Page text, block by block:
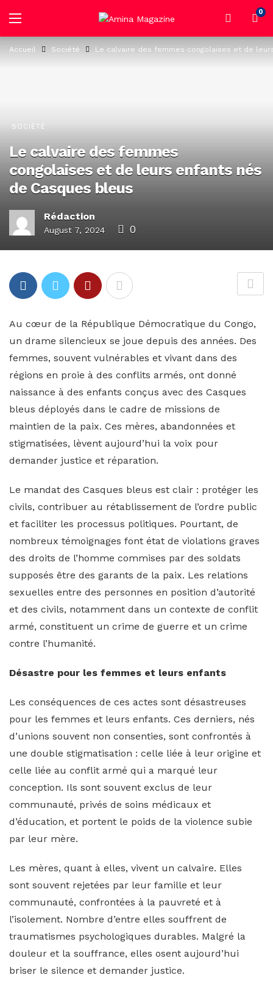
0
Accueil Société Le calvaire des femmes congolaises et de
SOCIÉTÉ
Le calvaire des femmes
congolaises et de leurs enfants nés
de Casques bleus
Rédaction
August 7, 2024 0
Au cœur de la République Démocratique du Congo,
un drame silencieux se joue depuis des années. Des
femmes, souvent vulnérables et vivant dans des
régions en proie à des conflits armés, ont donné
naissance à des enfants conçus avec des Casques
bleus déployés dans le cadre de missions de
maintien de la paix. Ces mères, abandonnées et
stigmatisées, lèvent aujourd’hui la voix pour
demander justice et réparation.
Le mandat des Casques bleus est clair : protéger les
civils, contribuer au rétablissement de l’ordre public
et faciliter les processus politiques. Pourtant, de
nombreux témoignages font état de violations graves
des droits de l’homme commises par des soldats
supposés être des garants de la paix. Les relations
sexuelles entre des personnes en position d’autorité
et des civils, notamment dans un contexte de conflit
armé, constituent un crime de guerre et un crime
contre l’humanité.
Désastre pour les femmes et leurs enfants
Les conséquences de ces actes sont désastreuses
pour les femmes et leurs enfants. Ces derniers, nés
d’unions souvent non consenties, sont confrontés à
une double stigmatisation : celle liée à leur origine et
celle liée au conflit armé qui a marqué leur
conception. Ils sont souvent exclus de leur
communauté, privés de soins médicaux et
d’éducation, et portent le poids de la violence subie
par leur mère.
Les mères, quant à elles, vivent un calvaire. Elles
sont souvent rejetées par leur famille et leur
communauté, confrontées à la pauvreté et à
l’isolement. Nombre d’entre elles souffrent de
traumatismes psychologiques durables. Malgré la
douleur et la souffrance, elles osent aujourd’hui
briser le silence et demander justice.